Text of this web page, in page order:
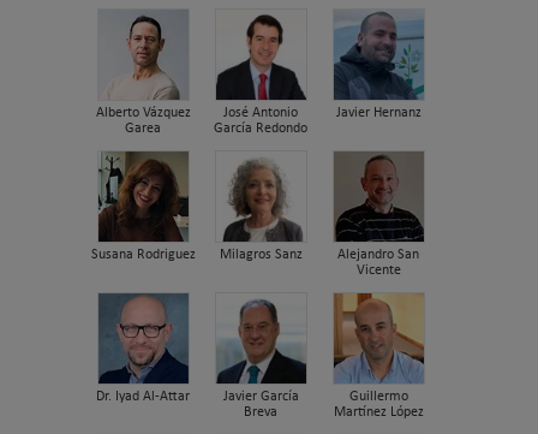
Alberto Vázquez
Garea
José Antonio
García Redondo
Javier Hernanz
Susana Rodriguez Milagros Sanz
Alejandro San
Vicente
Dr. Iyad Al-Attar
Javier García
Breva
Guillermo
Martínez López